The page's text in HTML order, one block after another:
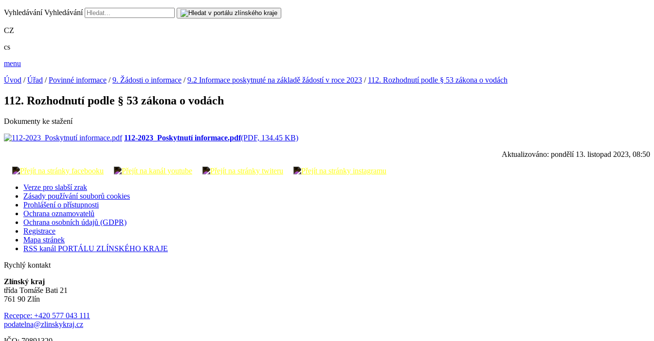
Vyhledávání Vyhledávání
CZ
cs
menu
Úvod /Úřad /Povinné informace /9. Žádosti o informace /9.2 Informace poskytnuté na základě žádostí v roce 2023 / 112. Rozhodnutí podle § 53 zákona o vodách
112. Rozhodnutí podle § 53 zákona o vodách
Dokumenty ke stažení
112-2023_Poskytnutí informace.pdf(PDF, 134.45 KB)
Aktualizováno: pondělí 13. listopad 2023, 08:50
Verze pro slabší zrak
Zásady používání souborů cookies
Prohlášení o přístupnosti
Ochrana oznamovatelů
Ochrana osobních údajů (GDPR)
Registrace
Mapa stránek
RSS kanál PORTÁLU ZLÍNSKÉHO KRAJE
Rychlý kontakt
Zlínský kraj
třída Tomáše Bati 21
761 90 Zlín
Recepce: +420 577 043 111
podatelna@zlinskykraj.cz